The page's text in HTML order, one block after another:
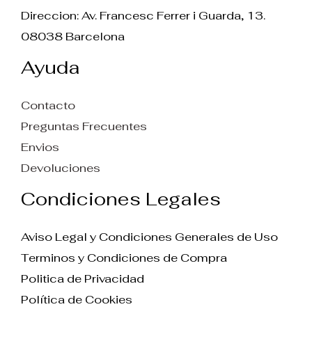
Direccion: Av. Francesc Ferrer i Guarda, 13.
08038 Barcelona
Ayuda
Contacto
Preguntas Frecuentes
Envios
Devoluciones
Condiciones Legales
Aviso Legal y Condiciones Generales de Uso
Terminos y Condiciones de Compra
Politica de Privacidad
Política de Cookies